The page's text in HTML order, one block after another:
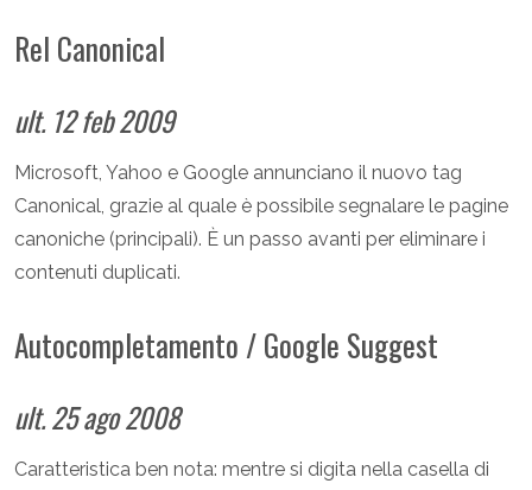
Rel Canonical
ult. 12 feb 2009
Microsoft, Yahoo e Google annunciano il nuovo tag
Canonical, grazie al quale è possibile segnalare le pagine
canoniche (principali). È un passo avanti per eliminare i
contenuti duplicati.
Autocompletamento / Google Suggest
ult. 25 ago 2008
Caratteristica ben nota: mentre si digita nella casella di